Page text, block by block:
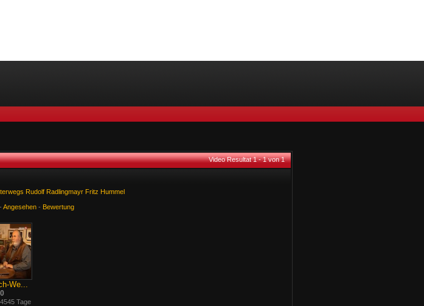
Video Resultat 1 - 1 von 1
Rudolf Radlingmayr Fritz Hummel
- Angesehen - Bewertung
We...
4545 Tage